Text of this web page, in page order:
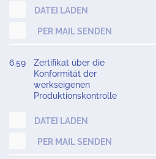
DATEI LADEN
PER MAIL SENDEN
6.59
Zertifikat über die
Konformität der
werkseigenen
Produktionskontrolle
DATEI LADEN
PER MAIL SENDEN